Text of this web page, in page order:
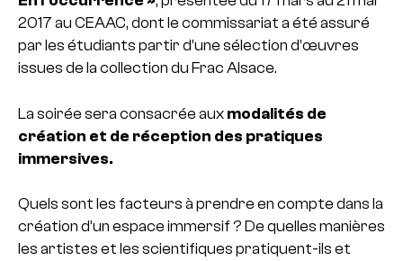
2017 au CEAAC, dont le commissariat a été assuré
par les étudiants partir d’une sélection d’œuvres
issues de la collection du Frac Alsace.
La soirée sera consacrée aux modalités de
création et de réception des pratiques
immersives.
Quels sont les facteurs à prendre en compte dans la
création d’un espace immersif ? De quelles manières
les artistes et les scientifiques pratiquent-ils et